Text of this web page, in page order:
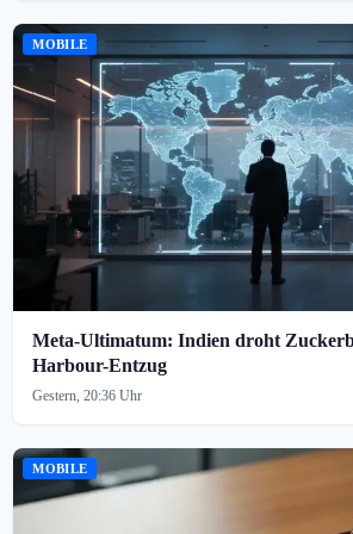
MOBILE
Meta-Ultimatum: Indien droht
Harbour-Entzug
Gestern, 20:36 Uhr
MOBILE